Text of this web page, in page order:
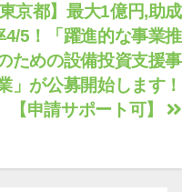
東京都】最大1億円,助成
4/5！「躍進的な事業推
ための設備投資支援事
」が公募開始します！
【申請サポート可】